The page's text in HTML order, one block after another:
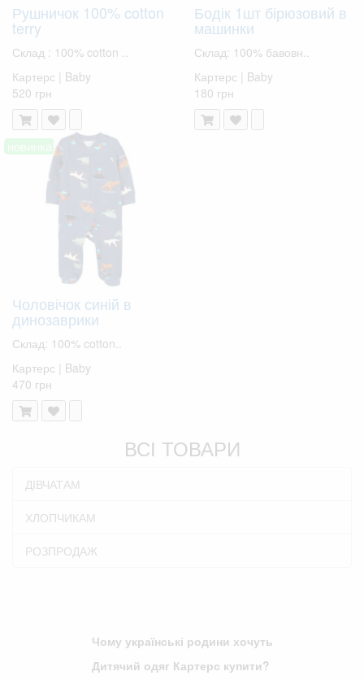
Рушничок 100% cotton
terry
Склад : 100% cotton ..
Картерс | Baby
520 грн
Бодік 1шт бірюзовий в
машинки
Склад: 100% бавовн..
Картерс | Baby
180 грн
новинка!
Чоловічок синій в
динозаврики
Склад: 100% cotton..
Картерс | Baby
470 грн
ВСІ ТОВАРИ
ДІВЧАТАМ
ХЛОПЧИКАМ
РОЗПРОДАЖ
Чому українські родини хочуть
Дитячий одяг Картерс купити?